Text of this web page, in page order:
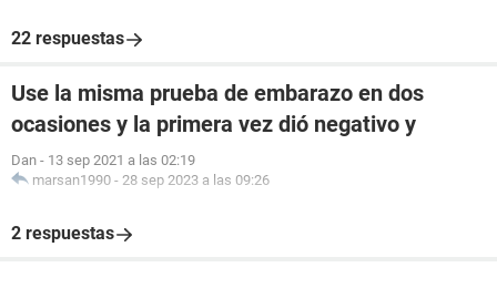
22 respuestas
Use la misma prueba de embarazo en dos
ocasiones y la primera vez dió negativo y
Dan - 13 sep 2021 a las 02:19
marsan1990 - 28 sep 2023 a las 09:26
2 respuestas